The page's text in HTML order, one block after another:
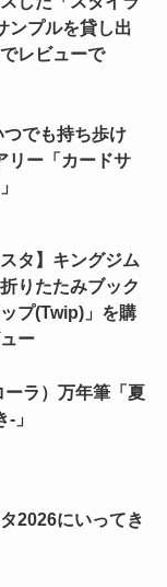
ンプルを貸し出
レビューで
でも持ち歩け
リー「カードサ
タ】キングジム
りたたみブック
プ(Twip)」を購
ー
ラ）万年筆「夏
」
2026にいってき